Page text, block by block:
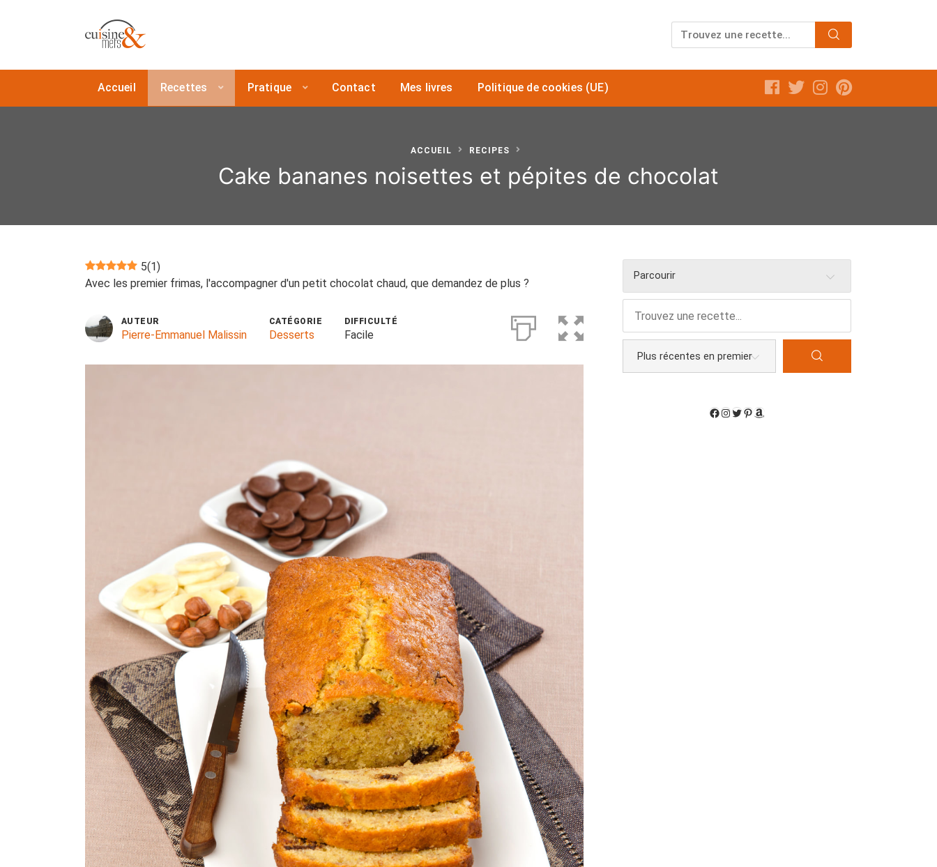
Accueil Recettes Pratique Contact Mes livres Politique de cookies (UE)
ACCUEIL RECIPES
Cake bananes noisettes et pépites de chocolat
5(1)
Avec les premier frimas, l'accompagner d'un petit chocolat chaud, que demandez de plus ?
AUTEUR
Pierre-Emmanuel Malissin
CATÉGORIE
Desserts
DIFFICULTÉ
Facile
Parcourir